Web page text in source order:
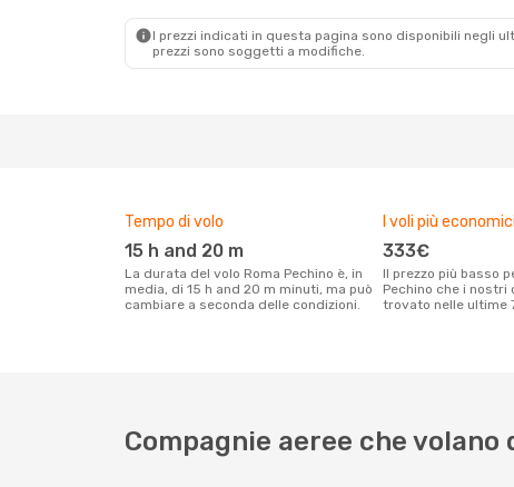
BJS - ROM
I prezzi indicati in questa pagina sono disponibili negli
prezzi sono soggetti a modifiche.
Tempo di volo
15 h and 20 m
La durata del volo Roma Pechino è, in
media, di 15 h and 20 m minuti, ma può
cambiare a seconda delle condizioni.
I voli più economici
333€
Il prezzo più basso per un volo Roma
Pechino che i nostri
trovato nelle ultime
Compagnie aeree che volano